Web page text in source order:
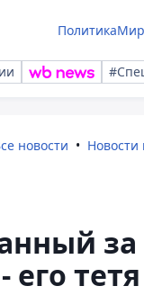
ПолитикаМир
новости
за
тетя